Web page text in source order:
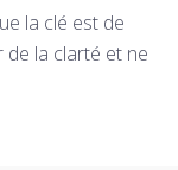
la clé est de
la clarté et ne